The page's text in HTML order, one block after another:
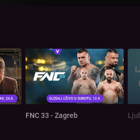
FNC 33 - Zagreb